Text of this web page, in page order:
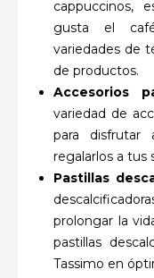
cappuccinos,
gusta el
variedades de
de productos.
Accesorios
variedad de
para disfrutar
regalarlos a tus
Pastillas
prolongar la
pastillas
Tassimo en